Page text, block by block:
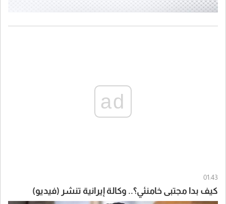
ad
01:43
كيف بدا مجتبى خامنئي؟.. وكالة إيرانية تنشر (فيديو)